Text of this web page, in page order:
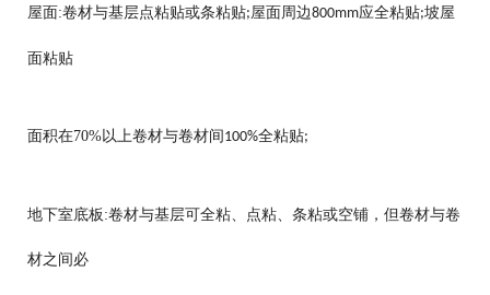
屋面:卷材与基层点粘贴或条粘贴;屋面周边800mm应全粘贴;坡屋
面粘贴
面积在70%以上卷材与卷材间 100%全粘贴;
地下室底板:卷材与基层可全粘、点粘、条粘或空铺，但卷材与卷
材之间必